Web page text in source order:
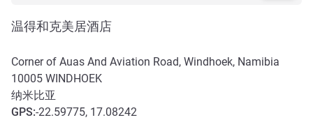
温得和克美居酒店
Corner of Auas And Aviation Road, Windhoek, Namibia
10005 WINDHOEK
纳米比亚
GPS:-22.59775, 17.08242